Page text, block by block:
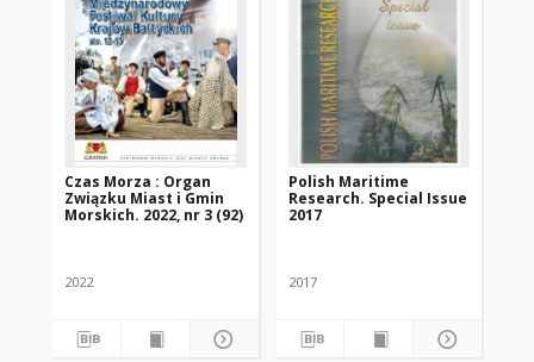
Czas Morza : Organ
Związku Miast i Gmin
Morskich. 2022, nr 3 (92)
2022
Polish Maritime
Research. Special Issue
2017
2017